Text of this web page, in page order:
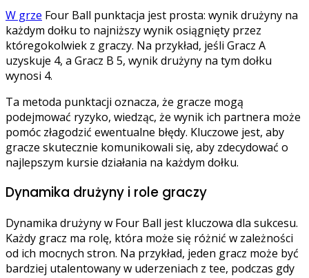
W grze Four Ball punktacja jest prosta: wynik drużyny na
każdym dołku to najniższy wynik osiągnięty przez
któregokolwiek z graczy. Na przykład, jeśli Gracz A
uzyskuje 4, a Gracz B 5, wynik drużyny na tym dołku
wynosi 4.
Ta metoda punktacji oznacza, że gracze mogą
podejmować ryzyko, wiedząc, że wynik ich partnera może
pomóc złagodzić ewentualne błędy. Kluczowe jest, aby
gracze skutecznie komunikowali się, aby zdecydować o
najlepszym kursie działania na każdym dołku.
Dynamika drużyny i role graczy
Dynamika drużyny w Four Ball jest kluczowa dla sukcesu.
Każdy gracz ma rolę, która może się różnić w zależności
od ich mocnych stron. Na przykład, jeden gracz może być
bardziej utalentowany w uderzeniach z tee, podczas gdy